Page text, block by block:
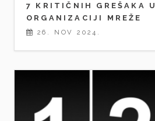
7 KRITIČNIH GREŠAKA U
ORGANIZACIJI MREŽE
26. NOV 2024.